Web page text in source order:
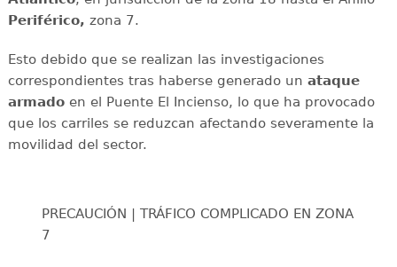
Periférico, zona 7.
Esto debido que se realizan las investigaciones
correspondientes tras haberse generado un ataque
armadoen el Puente El Incienso, lo que ha provocado
que los carriles se reduzcan afectando severamente la
movilidad del sector.
PRECAUCIÓN | TRÁFICO COMPLICADO EN ZONA
7